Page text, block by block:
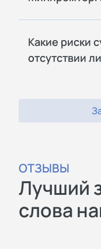
Какие риски
отсутствии
ОТЗЫВЫ
Лучший
слова